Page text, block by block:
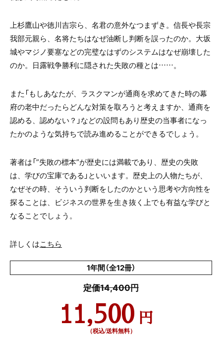
上杉鷹山や徳川吉宗ら、名君の意外なつまずき。 信長や長宗
我部元親ら、名将たちはなぜ油断し判断を誤ったのか。 大坂
城やマジノ要塞などの完璧なはずのシステムはなぜ崩壊した
のか。 日露戦争勝利に隠された失敗の種とは……。
また「もしあなたが、ラスクマンが通商を求めてきた時の幕
府の老中だったらどんな対策を取ろうと考えますか、通商を
認める、認めない？」などの設問もあり歴史の当事者になっ
たかのような気持ちで読み進めることができるでしょう。
著者は「”失敗の標本”が歴史には満載であり、 歴史の失敗
は、学びの宝庫である」といいます。 歴史上の人物たちが、
なぜその時、 そういう判断をしたのかという思考や方向性を
探ることは、ビジネスの世界を生き抜く上でも有益な学びと
なることでしょう。
詳しくはこちら
1年間（全12冊）
定価14,400円
11,500 円
（税込/送料無料）